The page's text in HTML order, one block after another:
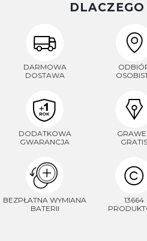
DARMOWA
DOSTAWA
DODATKOWA
GWARANCJA
GRATIS
BEZPŁATNA WYMIANA
BATERII
13664